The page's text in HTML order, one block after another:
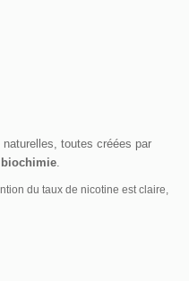
toutes créées par
du taux de nicotine est claire,